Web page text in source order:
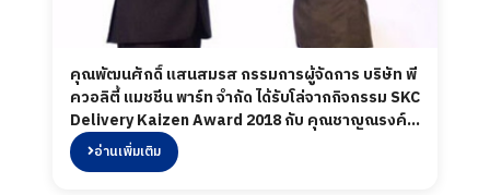
คุณพัฒนศักดิ์ แสนสมรส กรรมการผู้จัดการ บริษัท พี
ควอลิตี้ แมชชีน พาร์ท จำกัด ได้รับโล่จากกิจกรรม SKC
Delivery Kaizen Award 2018 กับ คุณชาญณรงค์
ว่องวิทวัส ผู้ช่วยกรรมการผู้จัดการใหญ่ ผู้จัดการทั่วไป
บริษัท สยามคูโบต้าคอร์ปอเรชั่น จำกัด เมื่อวันที่ 24
อ่านเพิ่มเติม